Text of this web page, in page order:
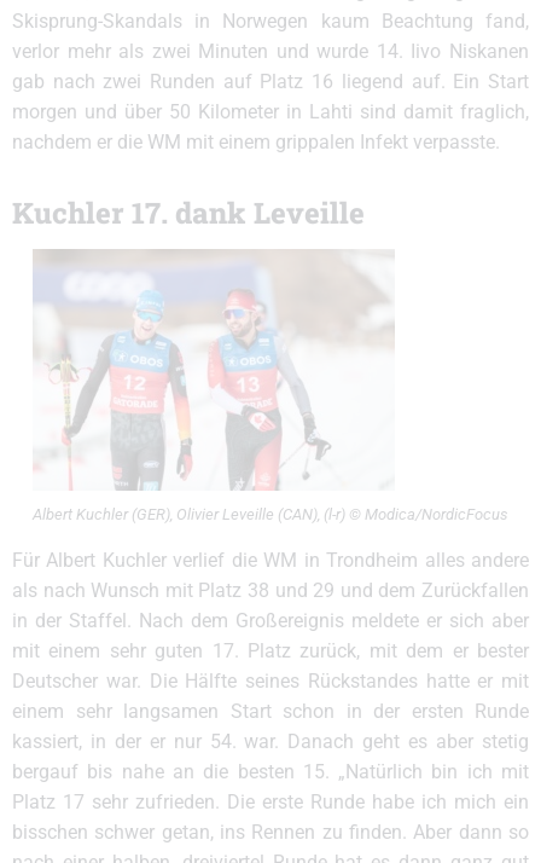
Skisprung-Skandals in Norwegen kaum Beachtung fand,
verlor mehr als zwei Minuten und wurde 14. Iivo Niskanen
gab nach zwei Runden auf Platz 16 liegend auf. Ein Start
morgen und über 50 Kilometer in Lahti sind damit fraglich,
nachdem er die WM mit einem grippalen Infekt verpasste.
Kuchler 17. dank Leveille
Albert Kuchler (GER), Olivier Leveille (CAN), (l-r) © Modica/NordicFocus
Für Albert Kuchler verlief die WM in Trondheim alles andere
als nach Wunsch mit Platz 38 und 29 und dem Zurückfallen
in der Staffel. Nach dem Großereignis meldete er sich aber
mit einem sehr guten 17. Platz zurück, mit dem er bester
Deutscher war. Die Hälfte seines Rückstandes hatte er mit
einem sehr langsamen Start schon in der ersten Runde
kassiert, in der er nur 54. war. Danach geht es aber stetig
bergauf bis nahe an die besten 15. „Natürlich bin ich mit
Platz 17 sehr zufrieden. Die erste Runde habe ich mich ein
bisschen schwer getan, ins Rennen zu finden. Aber dann so